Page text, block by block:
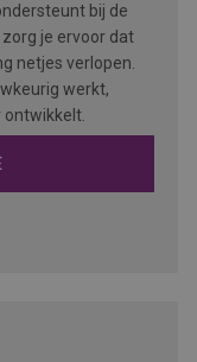
bij de
je ervoor dat
netjes verlopen.
werkt,